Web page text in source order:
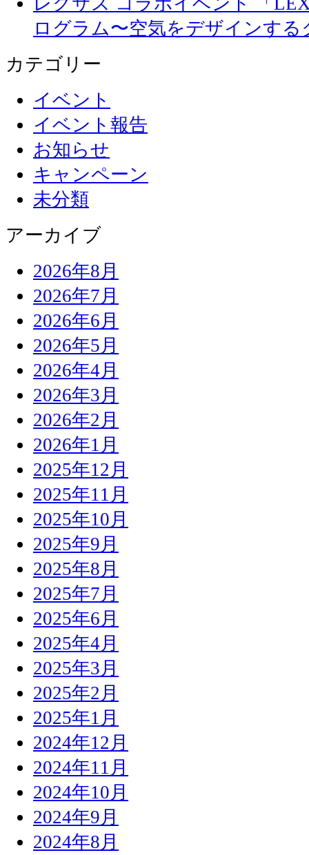
ログラム〜空気をデザインす
カテゴリー
イベント
イベント報告
お知らせ
キャンペーン
未分類
アーカイブ
2026年8月
2026年7月
2026年6月
2026年5月
2026年4月
2026年3月
2026年2月
2026年1月
2025年12月
2025年11月
2025年10月
2025年9月
2025年8月
2025年7月
2025年6月
2025年4月
2025年3月
2025年2月
2025年1月
2024年12月
2024年11月
2024年10月
2024年9月
2024年8月